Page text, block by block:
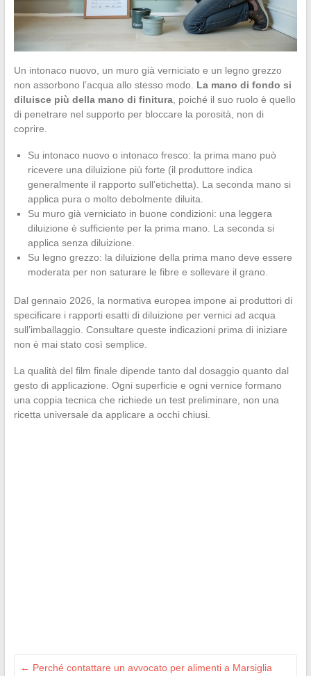
Un intonaco nuovo, un muro già verniciato e un legno grezzo
non assorbono l’acqua allo stesso modo. La mano di fondo si
diluisce più della mano di finitura, poiché il suo ruolo è quello
di penetrare nel supporto per bloccare la porosità, non di
coprire.
Su intonaco nuovo o intonaco fresco: la prima mano può
ricevere una diluizione più forte (il produttore indica
generalmente il rapporto sull’etichetta). La seconda mano si
applica pura o molto debolmente diluita.
Su muro già verniciato in buone condizioni: una leggera
diluizione è sufficiente per la prima mano. La seconda si
applica senza diluizione.
Su legno grezzo: la diluizione della prima mano deve essere
moderata per non saturare le fibre e sollevare il grano.
Dal gennaio 2026, la normativa europea impone ai produttori di
specificare i rapporti esatti di diluizione per vernici ad acqua
sull’imballaggio. Consultare queste indicazioni prima di iniziare
non è mai stato così semplice.
La qualità del film finale dipende tanto dal dosaggio quanto dal
gesto di applicazione. Ogni superficie e ogni vernice formano
una coppia tecnica che richiede un test preliminare, non una
ricetta universale da applicare a occhi chiusi.
← Perché contattare un avvocato per alimenti a Marsiglia